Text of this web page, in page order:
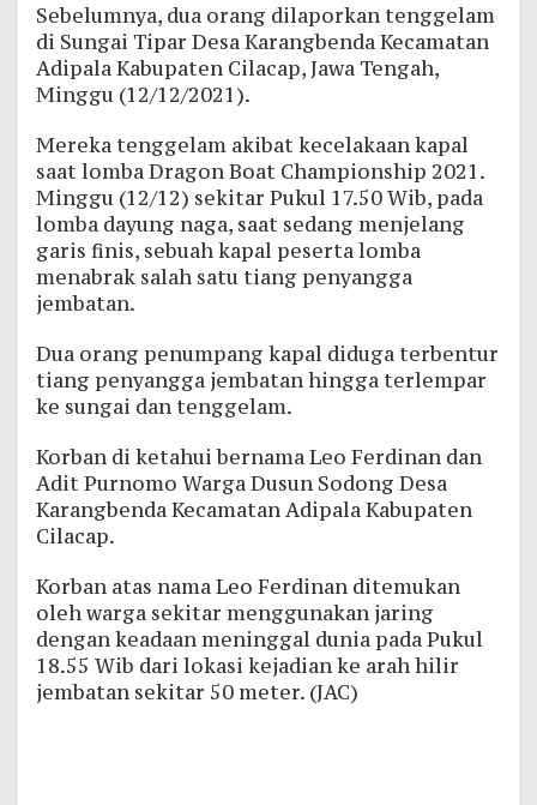
Sebelumnya, dua orang dilaporkan tenggelam
di Sungai Tipar Desa Karangbenda Kecamatan
Adipala Kabupaten Cilacap, Jawa Tengah,
Minggu (12/12/2021).
Mereka tenggelam akibat kecelakaan kapal
saat lomba Dragon Boat Championship 2021.
Minggu (12/12) sekitar Pukul 17.50 Wib, pada
lomba dayung naga, saat sedang menjelang
garis finis, sebuah kapal peserta lomba
menabrak salah satu tiang penyangga
jembatan.
Dua orang penumpang kapal diduga terbentur
tiang penyangga jembatan hingga terlempar
ke sungai dan tenggelam.
Korban di ketahui bernama Leo Ferdinan dan
Adit Purnomo Warga Dusun Sodong Desa
Karangbenda Kecamatan Adipala Kabupaten
Cilacap.
Korban atas nama Leo Ferdinan ditemukan
oleh warga sekitar menggunakan jaring
dengan keadaan meninggal dunia pada Pukul
18.55 Wib dari lokasi kejadian ke arah hilir
jembatan sekitar 50 meter. (JAC)